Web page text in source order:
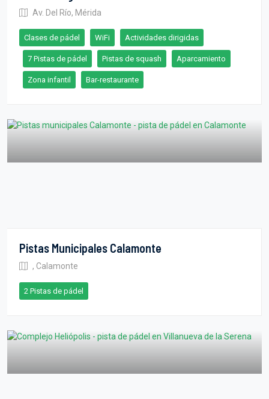
Av. Del Río, Mérida
Clases de pádel WiFi Actividades dirigidas
7 Pistas de pádel Pistas de squash Aparcamiento
Zona infantil Bar-restaurante
Pistas Municipales Calamonte
, Calamonte
2 Pistas de pádel